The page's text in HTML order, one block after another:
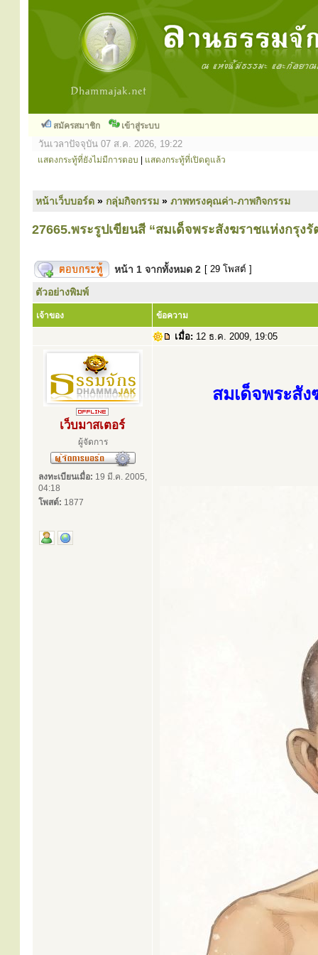
สมัครสมาชิก เข้าสู่ระบบ
วันเวลาปัจจุบัน 07 ส.ค. 2026, 19:22
แสดงกระทู้ที่ยังไม่มีการตอบ แสดงกระทู้ที่เปิดดูแล้ว
หน้าเว็บบอร์ด » กลุ่มกิจกรรม » ภาพทรงคุณค่า-ภาพกิจกรรม
27665.พระรูปเขียนสี “สมเด็จพระสังฆราชแห่งกรุง
หน้า 1 จากทั้งหมด 2 [ 29 โพสต์ ]
ตัวอย่างพิมพ์
เจ้าของ ข้อความ
เมื่อ: 12 ธ.ค. 2009, 19:05
เว็บมาสเตอร์
ผู้จัดการ
ลงทะเบียนเมื่อ: 19 มี.ค. 2005,
04:18
โพสต์: 1877
สมเด็จพระสั